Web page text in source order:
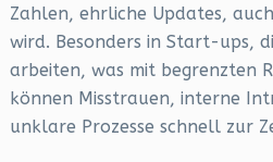
Zahlen, ehrliche Updates,
wird. Besonders in Start-ups,
arbeiten, was mit begrenzten
können Misstrauen, interne
unklare Prozesse schnell zur